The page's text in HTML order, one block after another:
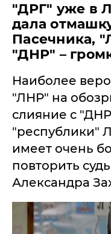
"ДРГ" уже в
дала
Пасечника,
"ДНР" –
Наиболее
"ЛНР" на
слияние с
"республики"
имеет очень
повторить
Александра